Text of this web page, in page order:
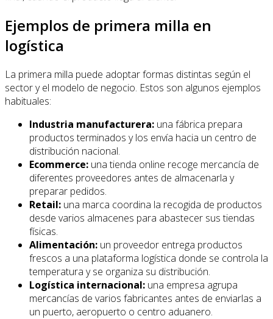
Ejemplos de primera milla en
logística
La primera milla puede adoptar formas distintas según el
sector y el modelo de negocio. Estos son algunos ejemplos
habituales:
Industria manufacturera: una fábrica prepara
productos terminados y los envía hacia un centro de
distribución nacional.
Ecommerce: una tienda online recoge mercancía de
diferentes proveedores antes de almacenarla y
preparar pedidos.
Retail: una marca coordina la recogida de productos
desde varios almacenes para abastecer sus tiendas
físicas.
Alimentación: un proveedor entrega productos
frescos a una plataforma logística donde se controla la
temperatura y se organiza su distribución.
Logística internacional: una empresa agrupa
mercancías de varios fabricantes antes de enviarlas a
un puerto, aeropuerto o centro aduanero.